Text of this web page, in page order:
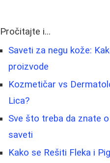
Pročitajte i...
Saveti za negu kože:
proizvode
Kozmetičar vs
Lica?
Sve što treba da znate
saveti
Kako se Rešiti Fleka i